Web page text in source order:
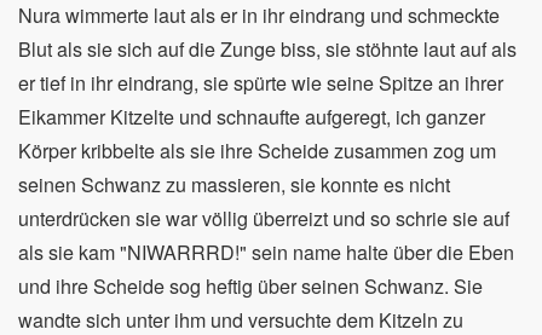
Nura wimmerte laut als er in ihr eindrang und schmeckte
Blut als sie sich auf die Zunge biss, sie stöhnte laut auf als
er tief in ihr eindrang, sie spürte wie seine Spitze an ihrer
Eikammer Kitzelte und schnaufte aufgeregt, ich ganzer
Körper kribbelte als sie ihre Scheide zusammen zog um
seinen Schwanz zu massieren, sie konnte es nicht
unterdrücken sie war völlig überreizt und so schrie sie auf
als sie kam "NIWARRRD!" sein name halte über die Eben
und ihre Scheide sog heftig über seinen Schwanz. Sie
wandte sich unter ihm und versuchte dem Kitzeln zu